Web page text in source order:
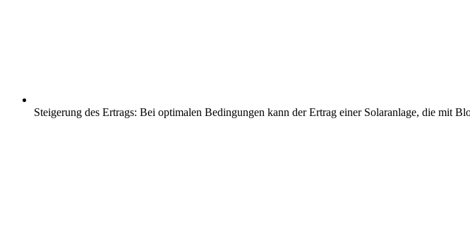
Steigerung des Ertrags: Bei optimalen Bedingungen kann der Ertrag einer Solaranlage, die mit